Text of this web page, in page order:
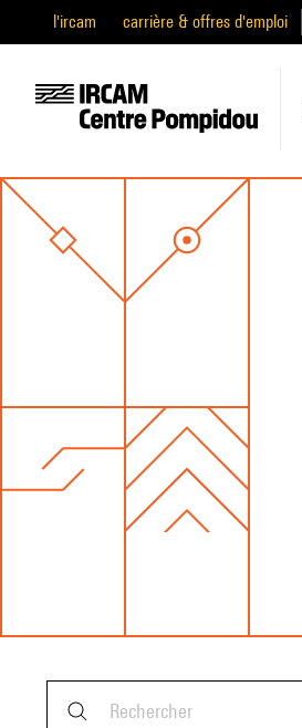
l'ircam carrière & offres d'emploi